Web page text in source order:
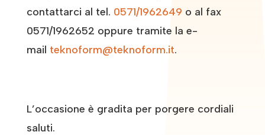
contattarci al tel. 0571/1962649 o al fax
0571/1962652 oppure tramite la e-
mail teknoform@teknoform.it.
L’occasione è gradita per porgere cordiali
saluti.